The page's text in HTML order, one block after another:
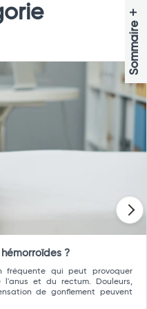
Sommaire
+
?
fréquente qui peut provoquer
l'anus et du rectum. Douleurs,
de gonflement peuvent